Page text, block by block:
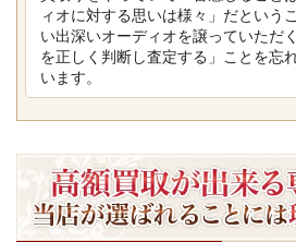
ィオに対する思いは様々」だという
い出深いオーディオを譲っていただ
を正しく判断し査定する」ことを忘
います。